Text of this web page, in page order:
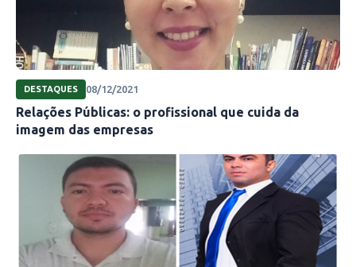
DESTAQUES 08/12/2021
Relações Públicas: o profissional que cuida da
imagem das empresas